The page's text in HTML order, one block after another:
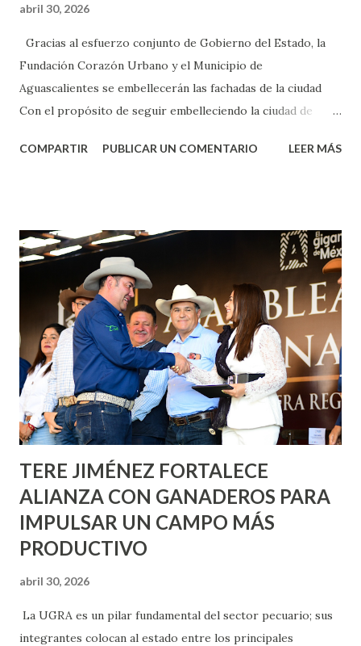
abril 30, 2026
Gracias al esfuerzo conjunto de Gobierno del Estado, la
Fundación Corazón Urbano y el Municipio de
Aguascalientes se embellecerán las fachadas de la ciudad
Con el propósito de seguir embelleciendo la ciudad de
municipal, Leo Montañez dio inicio al programa
Corazón Urbano y el Municipio capital. Leo Montañez
informó que en este programa se usarán cerca de 90 mil
metros cuadrados de pintura, para dar inicio en la calle
Nieto, entre Jesús F. Elizondo y la calle 22 de Octubre, con
lo que se aplicará pintura en 66 casas. Posteriormente se
llevará este programa a Villas de Nuestra Señora de la
Asunción, Avenida Alameda y Decreto 27 de Septiembre, en
los edificios FOVISSSTE Ojo de Agua, en la comunidad
Norias de Paso Hondo y en los edificios de...
COMPARTIR PUBLICAR UN COMENTARIO LEER MÁS
TERE JIMÉNEZ FORTALECE
ALIANZA CON GANADEROS PARA
IMPULSAR UN CAMPO MÁS
PRODUCTIVO
abril 30, 2026
La UGRA es un pilar fundamental del sector pecuario; sus
integrantes colocan al estado entre los principales